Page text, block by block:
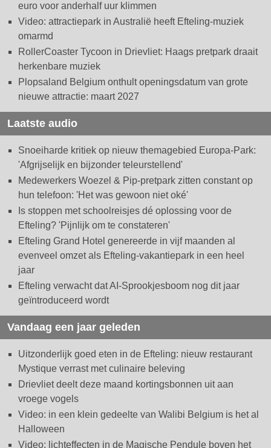
euro voor anderhalf uur klimmen
Video: attractiepark in Australië heeft Efteling-muziek
omarmd
RollerCoaster Tycoon in Drievliet: Haags pretpark draait
herkenbare muziek
Plopsaland Belgium onthult openingsdatum van grote
nieuwe attractie: maart 2027
Laatste audio
Snoeiharde kritiek op nieuw themagebied Europa-Park:
'Afgrijselijk en bijzonder teleurstellend'
Medewerkers Woezel & Pip-pretpark zitten constant op
hun telefoon: 'Het was gewoon niet oké'
Is stoppen met schoolreisjes dé oplossing voor de
Efteling? 'Pijnlijk om te constateren'
Efteling Grand Hotel genereerde in vijf maanden al
evenveel omzet als Efteling-vakantiepark in een heel
jaar
Efteling verwacht dat AI-Sprookjesboom nog dit jaar
geïntroduceerd wordt
Vandaag een jaar geleden
Uitzonderlijk goed eten in de Efteling: nieuw restaurant
Mystique verrast met culinaire beleving
Drievliet deelt deze maand kortingsbonnen uit aan
vroege vogels
Video: in een klein gedeelte van Walibi Belgium is het al
Halloween
Video: lichteffecten in de Magische Pendule boven het